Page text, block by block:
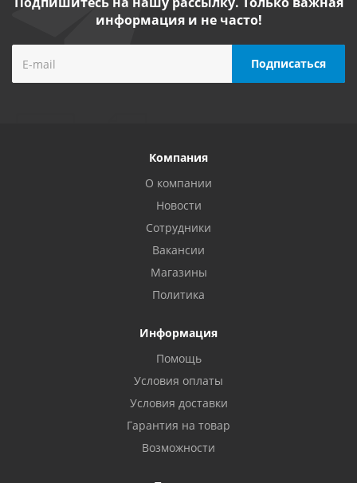
информация и не часто!
Компания
О компании
Новости
Сотрудники
Вакансии
Магазины
Политика
Информация
Помощь
Условия оплаты
Условия доставки
Гарантия на товар
Возможности